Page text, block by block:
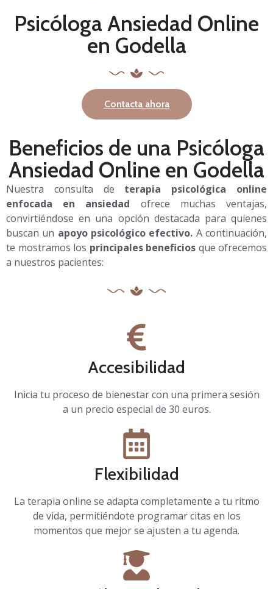
Psicóloga Ansiedad Online
en Godella
Contacta ahora
Beneficios de una Psicóloga
Ansiedad Online en Godella
Nuestra consulta de terapia psicológica online
enfocada en ansiedad ofrece muchas ventajas,
convirtiéndose en una opción destacada para quienes
buscan un apoyo psicológico efectivo. A continuación,
te mostramos los principales beneficios que ofrecemos
a nuestros pacientes:
Accesibilidad
Inicia tu proceso de bienestar con una primera sesión
a un precio especial de 30 euros.
Flexibilidad
La terapia online se adapta completamente a tu ritmo
de vida, permitiéndote programar citas en los
momentos que mejor se ajusten a tu agenda.